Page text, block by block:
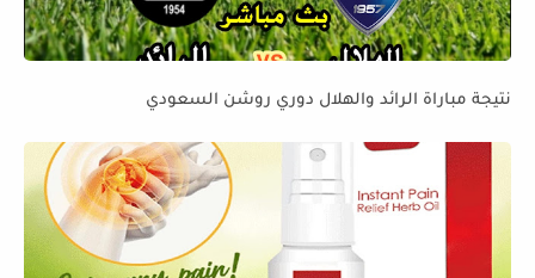
نتيجة مباراة الرائد والهلال دوري روشن السعودي